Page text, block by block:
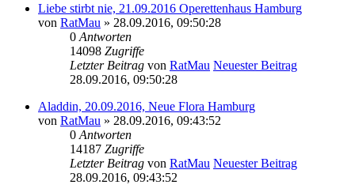
Liebe stirbt nie, 21.09.2016 Operettenhaus Hamburg
von RatMau » 28.09.2016, 09:50:28
0 Antworten
14098 Zugriffe
Letzter Beitrag von RatMau Neuester Beitrag
28.09.2016, 09:50:28
Aladdin, 20.09.2016, Neue Flora Hamburg
von RatMau » 28.09.2016, 09:43:52
0 Antworten
14187 Zugriffe
Letzter Beitrag von RatMau Neuester Beitrag
28.09.2016, 09:43:52